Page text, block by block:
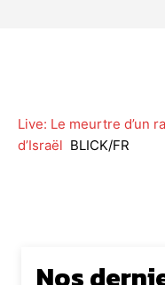
Live: Le meurtre d’un
d’Israël BLICK/FR